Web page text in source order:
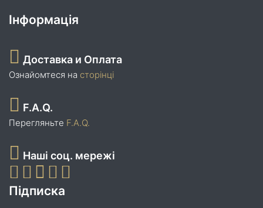
Інформація
Доставка и Оплата
Ознайомтеся на сторінці
F.A.Q.
Перегляньте F.A.Q.
Наші соц. мережі
Підписка